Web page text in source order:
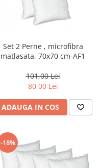
Set 2 Perne , microfibra
matlasata, 70x70 cm-AF1
101,00 Lei
80,00 Lei
ADAUGA IN COS
-18%